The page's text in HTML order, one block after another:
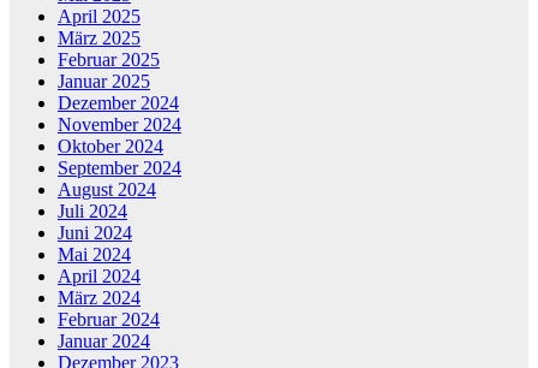
April 2025
März 2025
Februar 2025
Januar 2025
Dezember 2024
November 2024
Oktober 2024
September 2024
August 2024
Juli 2024
Juni 2024
Mai 2024
April 2024
März 2024
Februar 2024
Januar 2024
Dezember 2023